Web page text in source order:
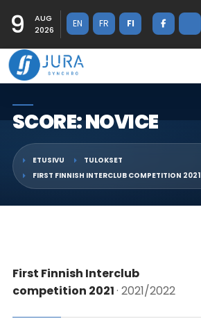
9
AUG
2026
EN FR FI
SCORE: NOVICE
ETUSIVU
TULOKSET
FIRST FINNISH INTERCLUB COMPETITION 2021
First Finnish Interclub
competition 2021· 2021/2022